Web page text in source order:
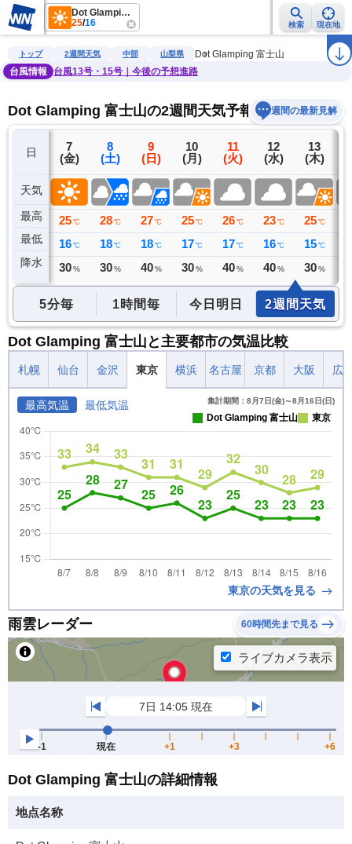
Dot Glamping 富士山
25/16 検索 現在地
雨雲レーダー 台風情報 地震情報 警報・注意報 2週間天気 ラ
トップ 2週間天気 中部 山梨県
Dot Glamping 富士山
台風情報
台風13号・15号｜今後の予想進路
Dot Glamping 富士山の2週間天気予報 週間の最新見解
日
天気
最高
最低
降水
6
(木)
27 ℃
17 ℃
0 ミリ
7
(金)
25 ℃
16 ℃
30 %
8
(土)
28 ℃
18 ℃
30 %
9
(日)
27 ℃
18 ℃
40 %
10
(月)
25 ℃
17 ℃
30 %
11
(火)
26 ℃
17 ℃
40 %
12
(水)
23 ℃
16 ℃
40 %
13
(木)
25 ℃
15 ℃
30 %
5分毎 1時間毎 今日明日 2週間天気
Dot Glamping 富士山と主要都市の気温比較
札幌 仙台 金沢 東京 横浜 名古屋 京都 大阪 広
最高気温 最低気温 集計期間：8月7日(金)～8月16日(日)
Dot Glamping 富士山 東京
東京の天気を見る
雨雲レーダー 60時間先まで見る
Dot Glamping 富士山の詳細情報
地点名称